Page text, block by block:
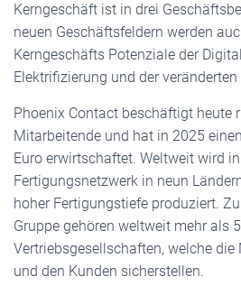
Kerngeschäft ist in drei
neuen Geschäftsfeldern werden
Kerngeschäfts Potenziale der
Elektrifizierung und der
Phoenix Contact beschäftigt heute
Mitarbeitende und hat in 2025
Euro erwirtschaftet. Weltweit wird
Fertigungsnetzwerk in neun
hoher Fertigungstiefe produziert.
Gruppe gehören weltweit mehr als
Vertriebsgesellschaften, welche die
und den Kunden sicherstellen.